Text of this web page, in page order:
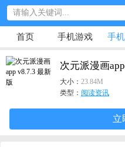
首页 手机游戏 手
次元派漫画app
大小： 23.84M
类型： 阅读资讯
立